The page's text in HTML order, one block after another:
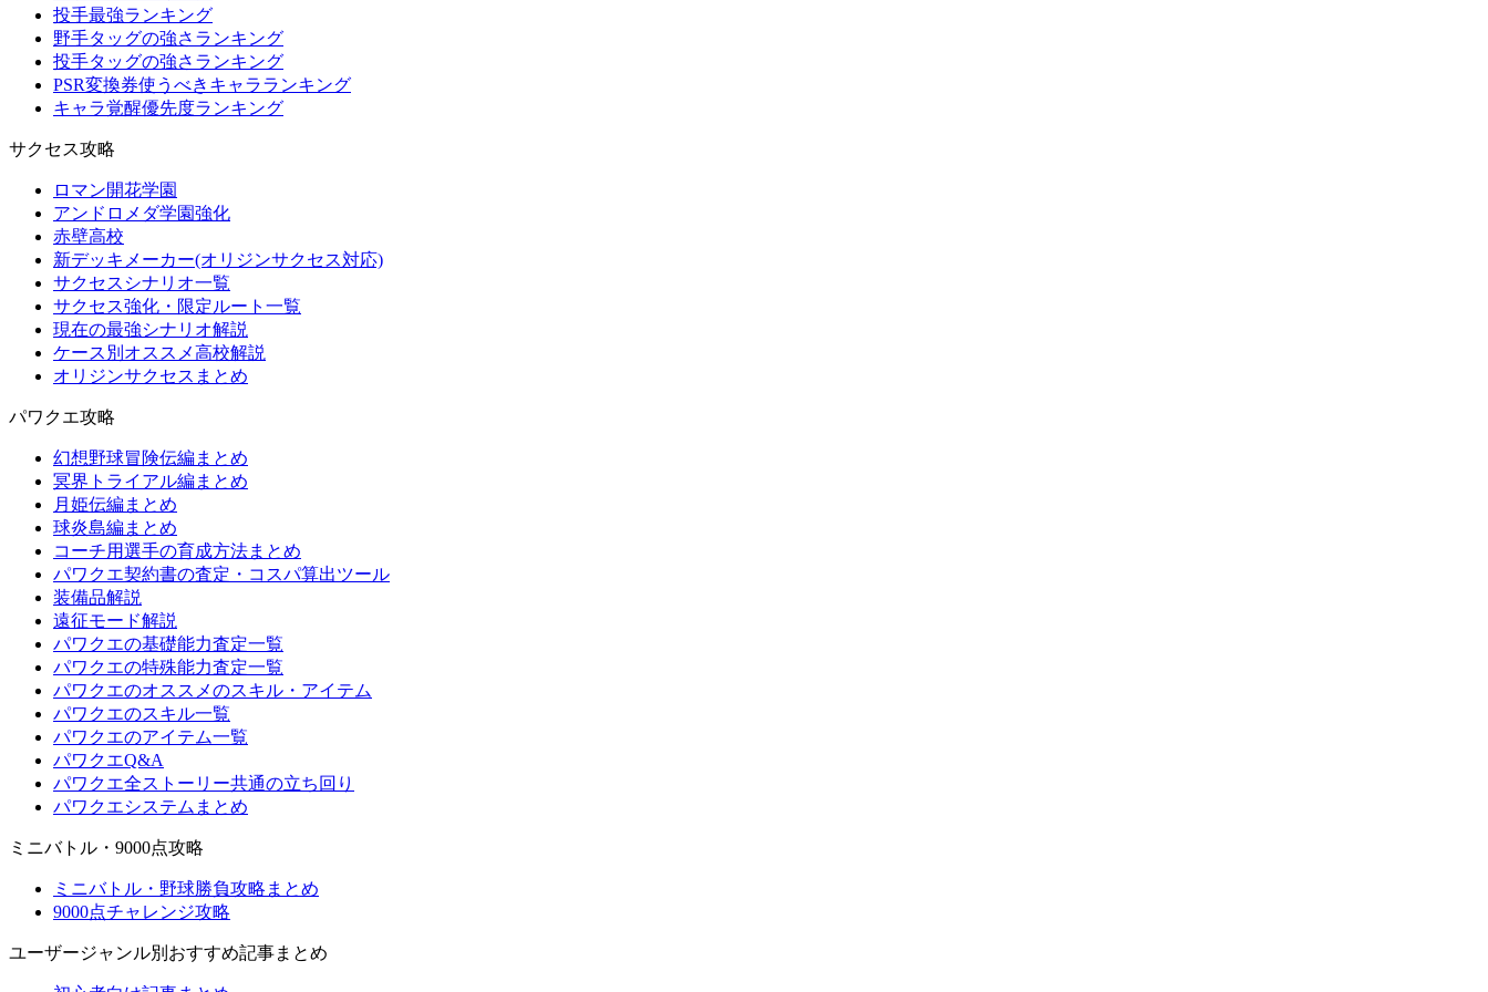
投手最強ランキング
野手タッグの強さランキング
投手タッグの強さランキング
PSR変換券使うべきキャラランキング
キャラ覚醒優先度ランキング
サクセス攻略
ロマン開花学園
アンドロメダ学園強化
赤壁高校
新デッキメーカー(オリジンサクセス対応)
サクセスシナリオ一覧
サクセス強化・限定ルート一覧
現在の最強シナリオ解説
ケース別オススメ高校解説
オリジンサクセスまとめ
パワクエ攻略
幻想野球冒険伝編まとめ
冥界トライアル編まとめ
月姫伝編まとめ
球炎島編まとめ
コーチ用選手の育成方法まとめ
パワクエ契約書の査定・コスパ算出ツール
装備品解説
遠征モード解説
パワクエの基礎能力査定一覧
パワクエの特殊能力査定一覧
パワクエのオススメのスキル・アイテム
パワクエのスキル一覧
パワクエのアイテム一覧
パワクエQ&A
パワクエ全ストーリー共通の立ち回り
パワクエシステムまとめ
ミニバトル・9000点攻略
ミニバトル・野球勝負攻略まとめ
9000点チャレンジ攻略
ユーザージャンル別おすすめ記事まとめ